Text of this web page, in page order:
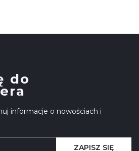
do
informacje o nowościach i
ZAPISZ SIĘ